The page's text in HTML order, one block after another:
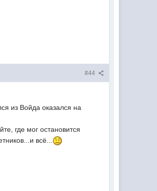
#44
из Войда оказался на
где мог остановится
всё...